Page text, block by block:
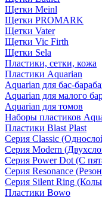
Щетки Meinl
Щетки PROMARK
Щетки Vater
Щетки Vic Firth
Щетки Sela
Пластики, сетки, кожа
Пластики Aquarian
Aquarian для бас-
Aquarian для малого
Aquarian для томов
Наборы пластиков
Пластики Blast Plast
Серия Classic
Серия Modern
Серия Power Dot (С
Серия Resonance
Серия Silent Ring
Пластики Bowo